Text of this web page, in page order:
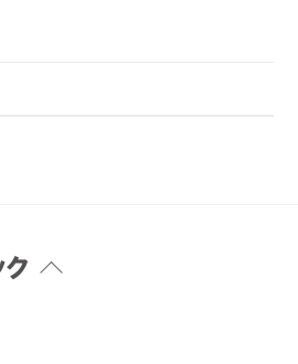
Back